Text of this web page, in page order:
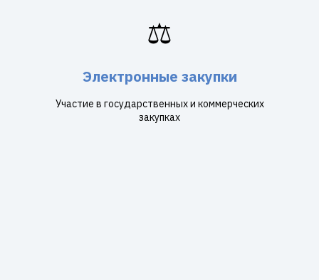
⚖️
Электронные закупки
Участие в государственных и коммерческих
закупках